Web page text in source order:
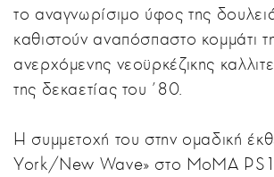
το αναγνωρίσιμο ύφος της
καθιστούν αναπόσπαστο κομμάτι
ανερχόμενης νεοϋρκέζικης
της δεκαετίας του ’80.
Η συμμετοχή του στην ομαδική
York/New Wave» στο MoMA